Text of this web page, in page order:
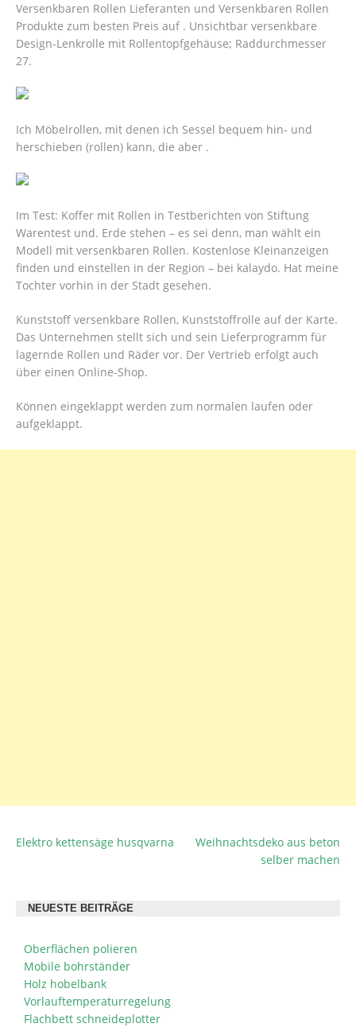
Versenkbaren Rollen Lieferanten und Versenkbaren Rollen
Produkte zum besten Preis auf . Unsichtbar versenkbare
Design-Lenkrolle mit Rollentopfgehäuse; Raddurchmesser
27.
Ich Möbelrollen, mit denen ich Sessel bequem hin- und
herschieben (rollen) kann, die aber .
Im Test: Koffer mit Rollen in Testberichten von Stiftung
Warentest und. Erde stehen – es sei denn, man wählt ein
Modell mit versenkbaren Rollen. Kostenlose Kleinanzeigen
finden und einstellen in der Region – bei kalaydo. Hat meine
Tochter vorhin in der Stadt gesehen.
Kunststoff versenkbare Rollen, Kunststoffrolle auf der Karte.
Das Unternehmen stellt sich und sein Lieferprogramm für
lagernde Rollen und Räder vor. Der Vertrieb erfolgt auch
über einen Online-Shop.
Können eingeklappt werden zum normalen laufen oder
aufgeklappt.
BEITRAGSNAVIGATION
Elektro kettensäge husqvarna
Weihnachtsdeko aus beton
selber machen
NEUESTE BEITRÄGE
Oberflächen polieren
Mobile bohrständer
Holz hobelbank
Vorlauftemperaturregelung
Flachbett schneideplotter